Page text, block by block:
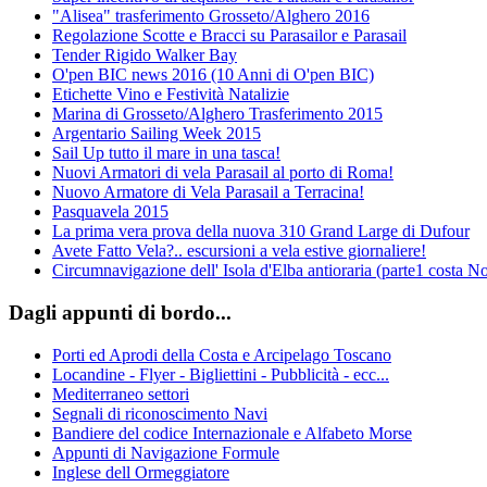
"Alisea" trasferimento Grosseto/Alghero 2016
Regolazione Scotte e Bracci su Parasailor e Parasail
Tender Rigido Walker Bay
O'pen BIC news 2016 (10 Anni di O'pen BIC)
Etichette Vino e Festività Natalizie
Marina di Grosseto/Alghero Trasferimento 2015
Argentario Sailing Week 2015
Sail Up tutto il mare in una tasca!
Nuovi Armatori di vela Parasail al porto di Roma!
Nuovo Armatore di Vela Parasail a Terracina!
Pasquavela 2015
La prima vera prova della nuova 310 Grand Large di Dufour
Avete Fatto Vela?.. escursioni a vela estive giornaliere!
Circumnavigazione dell' Isola d'Elba antioraria (parte1 costa
Dagli appunti di bordo...
Porti ed Aprodi della Costa e Arcipelago Toscano
Locandine - Flyer - Bigliettini - Pubblicità - ecc...
Mediterraneo settori
Segnali di riconoscimento Navi
Bandiere del codice Internazionale e Alfabeto Morse
Appunti di Navigazione Formule
Inglese dell Ormeggiatore